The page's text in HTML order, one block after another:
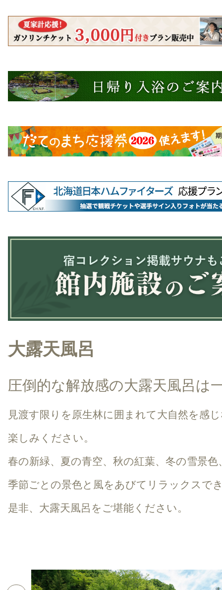
大露天風呂
圧倒的な解放感の大露天風呂は
見渡す限りを原生林に囲まれて大自然を感
楽しみください。
春の新緑、夏の青空、秋の紅葉、冬の雪景色
季節ごとの景色と風をあびてリラックスで
是非、大露天風呂をご堪能ください。